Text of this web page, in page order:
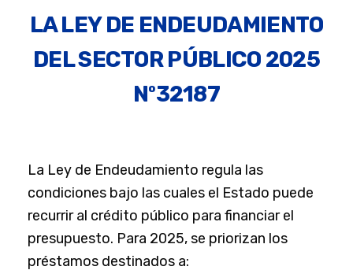
LA LEY DE ENDEUDAMIENTO
DEL SECTOR PÚBLICO 2025
Nº32187
La Ley de Endeudamiento regula las
condiciones bajo las cuales el Estado puede
recurrir al crédito público para financiar el
presupuesto. Para 2025, se priorizan los
préstamos destinados a: